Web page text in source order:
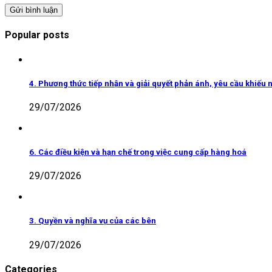
Popular posts
4. Phương thức tiếp nhận và giải quyết phản ánh, yêu cầu khiếu
29/07/2026
6. Các điều kiện và hạn chế trong việc cung cấp hàng hoá
29/07/2026
3. Quyền và nghĩa vụ của các bên
29/07/2026
Categories